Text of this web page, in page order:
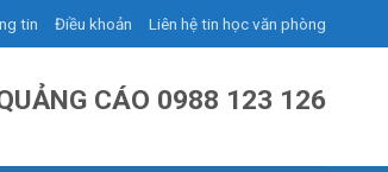
tin Điều khoản Liên hệ tin học văn phòng
CÁO 0988 123 126